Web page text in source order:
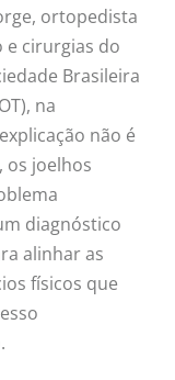
ortopedista
e cirurgias do
Brasileira
na
não é
os joelhos
diagnóstico
alinhar as
físicos que